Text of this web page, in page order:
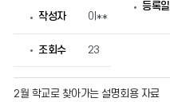
작성자 이**
등록일
조회수 23
2월 학교로 찾아가는 설명회용 자료